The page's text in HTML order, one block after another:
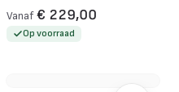
Vanaf € 229,00
Op voorraad